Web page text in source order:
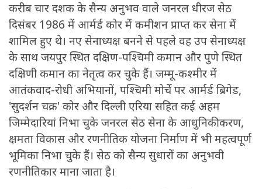
करीब चार दशक के सैन्य अनुभव वाले जनरल धीरज सेठ
दिसंबर 1986 में आर्मर्ड कोर में कमीशन प्राप्त कर सेना में
शामिल हुए थे। नए सेनाध्यक्ष बनने से पहले वह उप सेनाध्यक्ष
के साथ जयपुर स्थित दक्षिण-पश्चिमी कमान और पुणे स्थित
दक्षिणी कमान का नेतृत्व कर चुके हैं। जम्मू-कश्मीर में
आतंकवाद-रोधी अभियानों, पश्चिमी मोर्चे पर आर्मर्ड ब्रिगेड,
'सुदर्शन चक्र' कोर और दिल्ली एरिया सहित कई अहम
जिम्मेदारियां निभा चुके जनरल सेठ सेना के आधुनिकीकरण,
क्षमता विकास और रणनीतिक योजना निर्माण में भी महत्वपूर्ण
भूमिका निभा चुके हैं। सेठ को सैन्य सुधारों का अनुभवी
रणनीतिकार माना जाता है।